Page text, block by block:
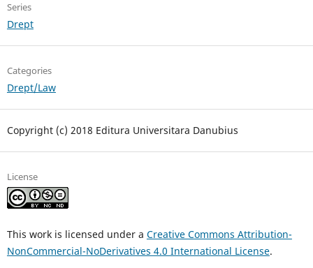
Series
Drept
Categories
Drept/Law
Copyright (c) 2018 Editura Universitara Danubius
License
This work is licensed under a Creative Commons Attribution-
NonCommercial-NoDerivatives 4.0 International License.